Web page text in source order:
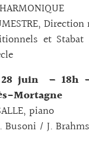
et
28 juin – 18h
Mortagne
piano
Busoni / J.